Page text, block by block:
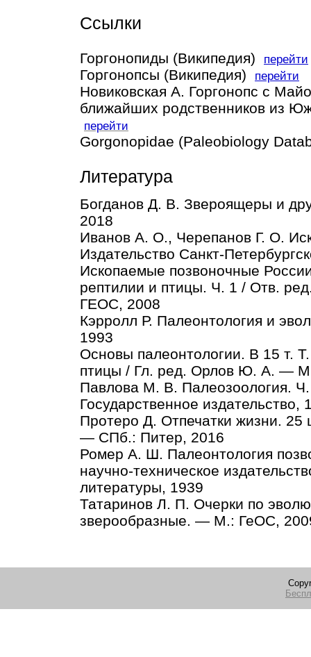
Ссылки
Горгонопиды (Википедия) перейти
Горгонопсы (Википедия) перейти
Новиковская А. Горгонопс с
ближайших родственников из
перейти
Gorgonopidae (Paleobiology
Литература
Богданов Д. В. Звероящеры и
2018
Иванов А. О., Черепанов Г. О.
Издательство Санкт-
Ископаемые позвоночные
рептилии и птицы. Ч. 1 / Отв.
ГЕОС, 2008
Кэрролл Р. Палеонтология и
1993
Основы палеонтологии. В 15 т.
птицы / Гл. ред. Орлов Ю. А. —
Павлова М. В. Палеозоология.
Государственное издательство,
Протеро Д. Отпечатки жизни. 25
— СПб.: Питер, 2016
Ромер А. Ш. Палеонтология
научно-техническое
литературы, 1939
Татаринов Л. П. Очерки по
зверообразные. — М.: ГеОС,